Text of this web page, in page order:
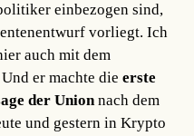
einbezogen sind,
vorliegt. Ich
auch mit dem
er machte dieerste
der Unionnach dem
und gestern in Krypto